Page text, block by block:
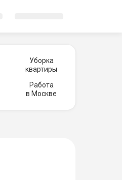
Уборка
квартиры
Работа
в Москве